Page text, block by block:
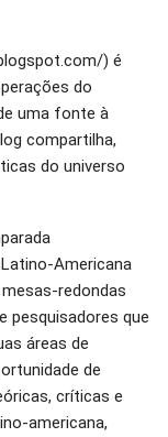
) é
do
uma fonte à
compartilha,
do universo
Americana
redondas
pesquisadores que
áreas de
de
críticas e
americana,